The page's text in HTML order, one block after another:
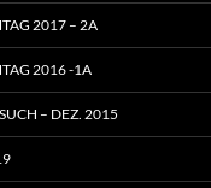
2017 – 2A
2016 -1A
– DEZ. 2015